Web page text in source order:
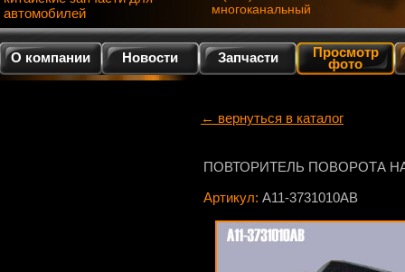
автомобилей
многоканальный
О компании Новости Запчасти Просмотр
фото
← вернуться в каталог
ПОВТОРИТЕЛЬ ПОВОРОТА
Артикул: A11-3731010AB